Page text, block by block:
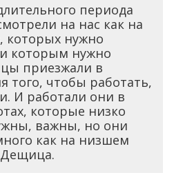
периода
на нас как на
которых нужно
которым нужно
приезжали в
того, чтобы работать,
И работали они в
которые низко
важны, но они
как на низшем
Дещица.